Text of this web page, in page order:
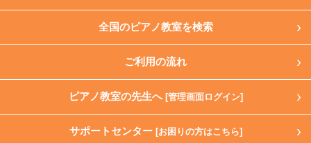
全国のピアノ教室を検索
ご利用の流れ
ピアノ教室の先生へ [管理画面ログイン]
サポートセンター [お困りの方はこちら]